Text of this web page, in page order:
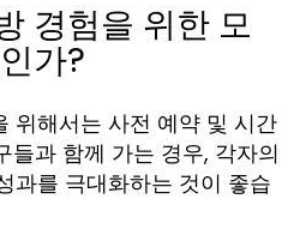
경험을 위한 모
가?
위해서는 사전 예약 및 시간
들과 함께 가는 경우, 각자의
과를 극대화하는 것이 좋습